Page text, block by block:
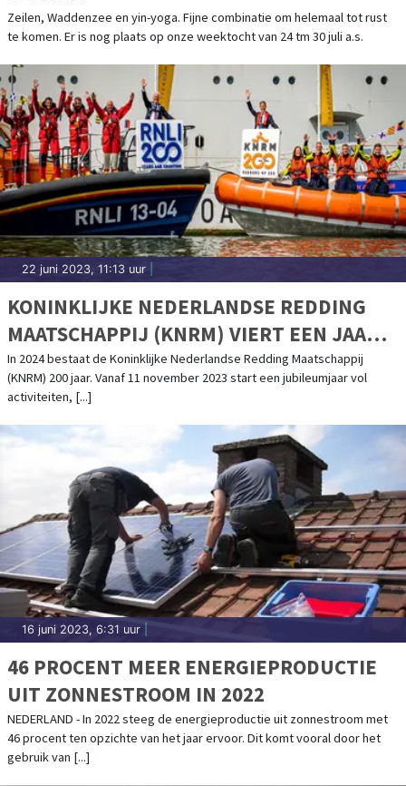
Zeilen, Waddenzee en yin-yoga. Fijne combinatie om helemaal tot rust
te komen. Er is nog plaats op onze weektocht van 24 tm 30 juli a.s.
22 juni 2023, 11:13 uur
KONINKLIJKE NEDERLANDSE REDDING
MAATSCHAPPIJ (KNRM) VIERT EEN JAAR
LANG 200-JARIG BESTAAN
In 2024 bestaat de Koninklijke Nederlandse Redding Maatschappij
(KNRM) 200 jaar. Vanaf 11 november 2023 start een jubileumjaar vol
activiteiten, [...]
16 juni 2023, 6:31 uur
46 PROCENT MEER ENERGIEPRODUCTIE
UIT ZONNESTROOM IN 2022
NEDERLAND - In 2022 steeg de energieproductie uit zonnestroom met
46 procent ten opzichte van het jaar ervoor. Dit komt vooral door het
gebruik van [...]